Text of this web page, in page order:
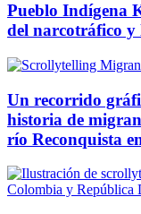
Pueblo Indígena
del narcotráfico y
Un recorrido
historia de
río Reconquista